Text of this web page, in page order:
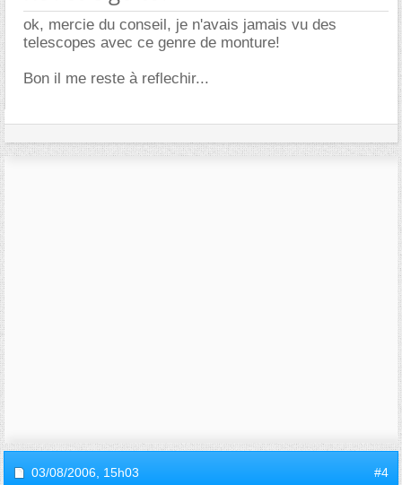
ok, mercie du conseil, je n'avais jamais vu des
telescopes avec ce genre de monture!
Bon il me reste à reflechir...
03/08/2006, 15h03 #4